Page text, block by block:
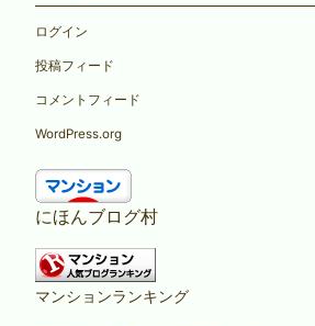
ログイン
投稿フィード
コメントフィード
WordPress.org
にほんブログ村
マンションランキング